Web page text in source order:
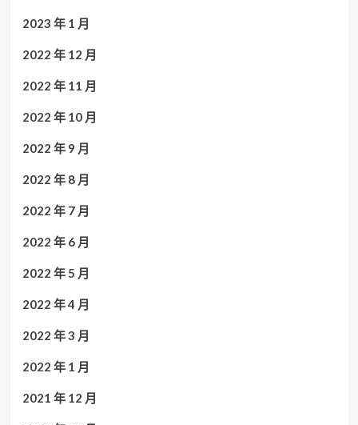
2023 年 1 月
2022 年 12 月
2022 年 11 月
2022 年 10 月
2022 年 9 月
2022 年 8 月
2022 年 7 月
2022 年 6 月
2022 年 5 月
2022 年 4 月
2022 年 3 月
2022 年 1 月
2021 年 12 月